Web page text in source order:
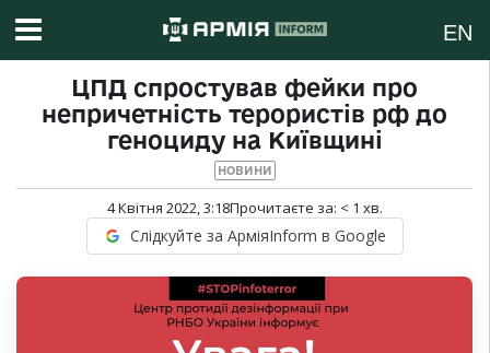
EN
ЦПД спростував фейки про
непричетність терористів рф до
геноциду на Київщині
НОВИНИ
4 Квітня 2022, 3:18Прочитаєте за: < 1 хв.
Слідкуйте за АрміяInform в Google